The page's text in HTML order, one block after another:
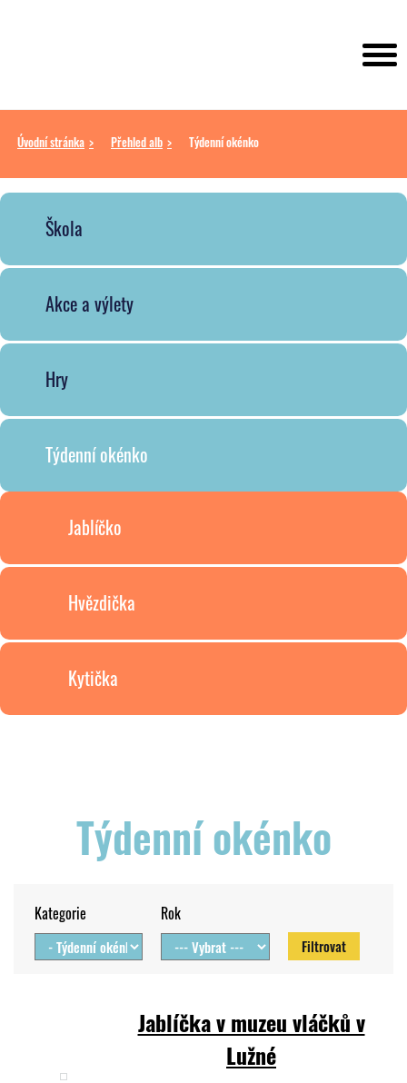
Úvodní stránka Přehled alb Týdenní okénko
Škola
Akce a výlety
Hry
Týdenní okénko
Jablíčko
Hvězdička
Kytička
Týdenní okénko
Kategorie Rok
Jablíčka v muzeu vláčků v
Lužné